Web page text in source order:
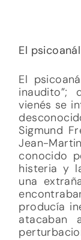
El
El
inaudito”;
vienés se
Sigmund
Jean-
conocido
histeria y
una
producía
atacaban